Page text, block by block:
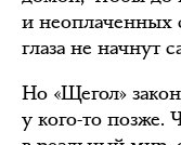
и неоплаченных
глаза не начнут
Но «Щегол»
у кого-то позже.